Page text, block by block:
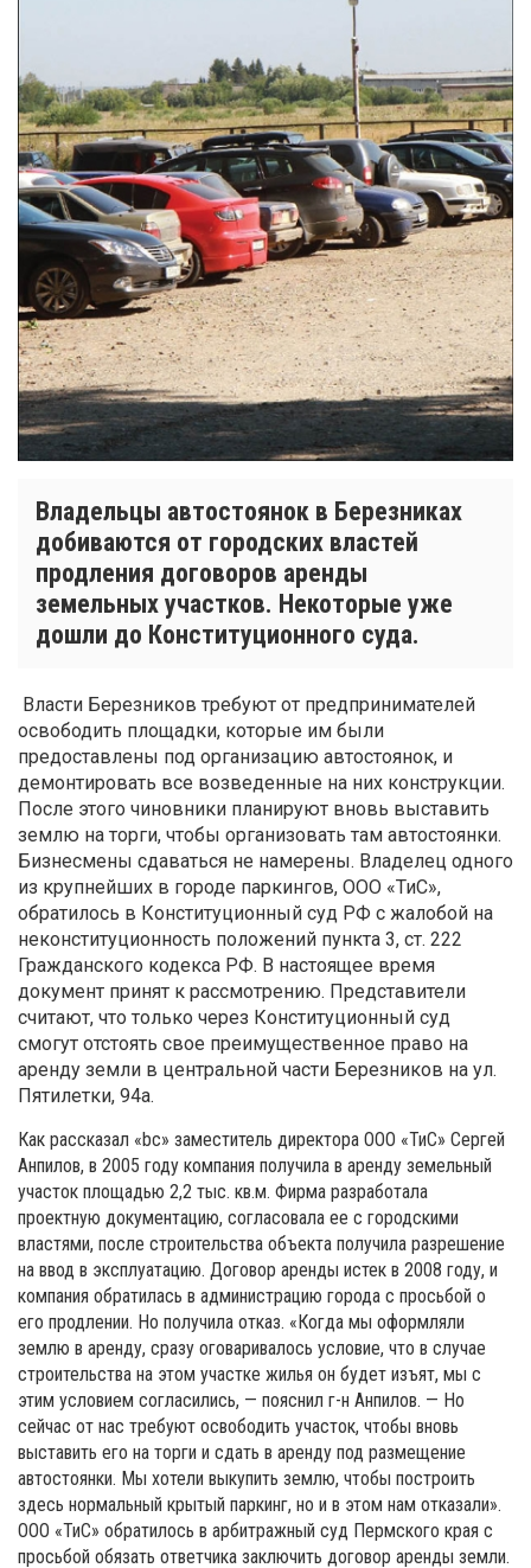
Владельцы автостоянок в Березниках
добиваются от городских властей
продления договоров аренды
земельных участков. Некоторые уже
дошли до Конституционного суда.
Власти Березников требуют от предпринимателей
освободить площадки, которые им были
предоставлены под организацию автостоянок, и
демонтировать все возведенные на них конструкции.
После этого чиновники планируют вновь выставить
землю на торги, чтобы организовать там автостоянки.
Бизнесмены сдаваться не намерены. Владелец одного
из крупнейших в городе паркингов, ООО «ТиС»,
обратилось в Конституционный суд РФ с жалобой на
неконституционность положений пункта 3, ст. 222
Гражданского кодекса РФ. В настоящее время
документ принят к рассмотрению. Представители
считают, что только через Конституционный суд
смогут отстоять свое преимущественное право на
аренду земли в центральной части Березников на ул.
Пятилетки, 94а.
Как рассказал «bc» заместитель директора ООО «ТиС» Сергей
Анпилов, в 2005 году компания получила в аренду земельный
участок площадью 2,2 тыс. кв.м. Фирма разработала
проектную документацию, согласовала ее с городскими
властями, после строительства объекта получила разрешение
на ввод в эксплуатацию. Договор аренды истек в 2008 году, и
компания обратилась в администрацию города с просьбой о
его продлении. Но получила отказ. «Когда мы оформляли
землю в аренду, сразу оговаривалось условие, что в случае
строительства на этом участке жилья он будет изъят, мы с
этим условием согласились, — пояснил г-н Анпилов. — Но
сейчас от нас требуют освободить участок, чтобы вновь
выставить его на торги и сдать в аренду под размещение
автостоянки. Мы хотели выкупить землю, чтобы построить
здесь нормальный крытый паркинг, но и в этом нам отказали».
ООО «ТиС» обратилось в арбитражный суд Пермского края с
просьбой обязать ответчика заключить договор аренды земли.